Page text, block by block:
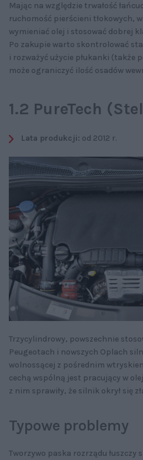
Mając na względzie trwałość
ruchomość pierścieni tłokowych,
wymieniać olej i stosować dobrej
Po zakupie warto skontrolować
i rozważyć użycie płukanki (także
może ograniczyć ilość osadów
1.2 PureTech
Lata produkcji: od 2012 r.
Trzycylindrowy, powszechnie
Peugeotach i nowszych Oplach
wolnossącej z pośrednim
cechą wspólną jest pracujący w
z nim sprawiły, że silnik okrył się
Typowe problemy
Tworzywo paska rozrządu łuszczy